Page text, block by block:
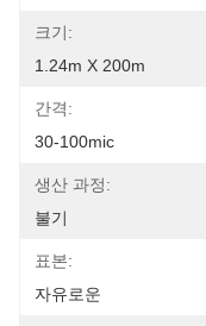
크기:
1.24m X 200m
간격:
30-100mic
생산 과정:
불기
표본:
자유로운